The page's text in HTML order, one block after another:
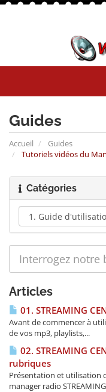
Guides
Accueil
Guides
Tutoriels vidéos du
Catégories
Articles
01. STREAMING
Avant de commencer à
de vos mp3, playlists,...
02. STREAMING
rubriques
Présentation et utilisation
manager radio STREAMING